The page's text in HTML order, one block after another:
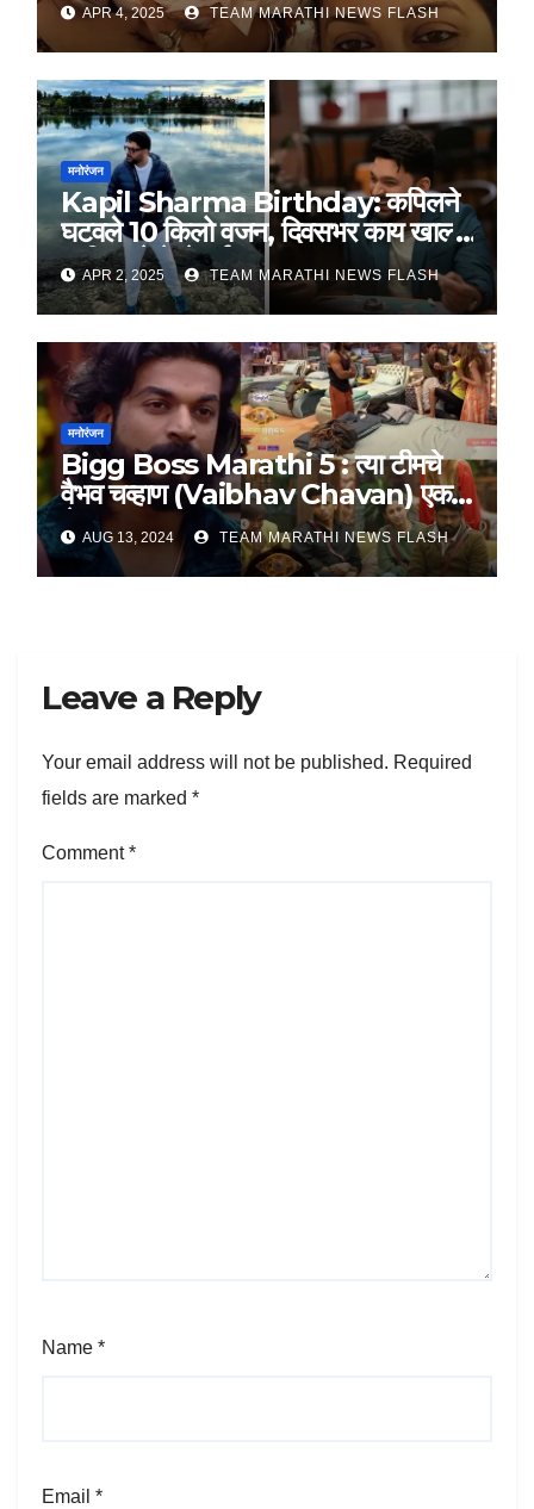
APR 4, 2025 TEAM MARATHI NEWS FLASH
मनोरंजन
Kapil Sharma Birthday: कपिलने
घटवले 10 किलो वजन, दिवसभर काय खाल्ले
आणि कसे केले वर्कआऊट
APR 2, 2025 TEAM MARATHI NEWS FLASH
मनोरंजन
Bigg Boss Marathi 5 : त्या टीमचे
वैभव चव्हाण (Vaibhav Chavan) एक
शेपूटAUG 13, 2024 TEAM MARATHI NEWS FLASH
Leave a Reply
Your email address will not be published. Required
fields are marked *
Comment*
Name *
Email *